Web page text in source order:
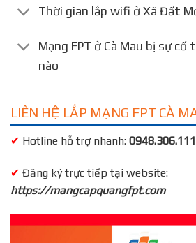
Thời gian lắp wifi ở Xã Đất
Mạng FPT ở Cà Mau bị sự
nào
LIÊN HỆ LẮP MẠNG FPT CÀ
✔ Hotline hỗ trợ nhanh: 0948.306.111
✔ Đăng ký trực tiếp tại website:
https://mangcapquangfpt.com